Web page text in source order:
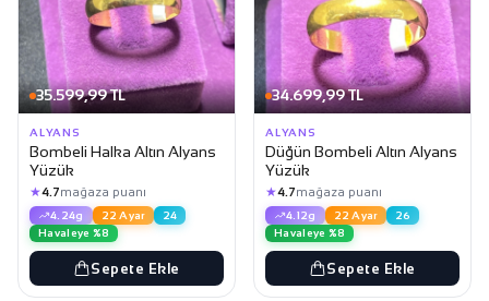
35.599,99 TL
ALYANS
Bombeli Halka Altın Alyans
Yüzük
★4.7mağaza puanı
4.24g 22 Ayar
24
Havaleye %8
Sepete Ekle
34.699,99 TL
ALYANS
Düğün Bombeli Altın Alyans
Yüzük
★4.7mağaza puanı
4.12g 22 Ayar
26
Havaleye %8
Sepete Ekle